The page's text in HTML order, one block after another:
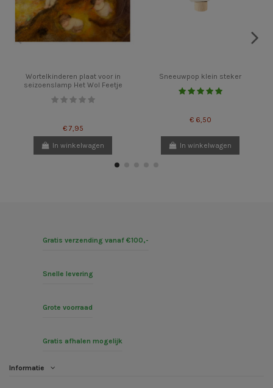
Wortelkinderen plaat voor in
seizoenslamp Het Wol Feetje
€ 7,95
In winkelwagen
Sneeuwpop klein steker
€ 6,50
In winkelwagen
Gratis verzending vanaf €100,-
Snelle levering
Grote voorraad
Gratis afhalen mogelijk
Informatie